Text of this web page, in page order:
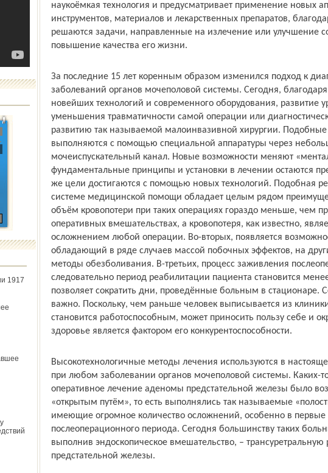
1917
наукоёмкая технология и предусматривает применение новых
инструментов, материалов и лекарственных препаратов,
решаются задачи, направленные на излечение или улучшение
повышение качества его жизни.
За последние 15 лет коренным образом изменился подход к
заболеваний органов мочеполовой системы. Сегодня,
новейших технологий и современного оборудования, развитие
уменьшения травматичности самой операции или
развитию так называемой малоинвазивной хирургии. Подобные
выполняются с помощью специальной аппаратуры через
мочеиспускательный канал. Новые возможности меняют
фундаментальные принципы и установки в лечении остаются
же цели достигаются с помощью новых технологий. Подобная
системе медицинской помощи обладает целым рядом
объём кровопотери при таких операциях гораздо меньше, чем
оперативных вмешательствах, а кровопотеря, как известно,
осложнением любой операции. Во-вторых, появляется
обладающий в ряде случаев массой побочных эффектов, на
методы обезболивания. В-третьих, процесс заживления
следовательно период реабилитации пациента становится
позволяет сократить дни, проведённые больным в стационаре.
важно. Поскольку, чем раньше человек выписывается из
становится работо­способным, может приносить пользу себе и
здоровье является фактором его конкурентоспособности.
Высокотехнологичные методы лечения используются в
при любом заболевании органов мочеполовой системы. Каких-
оперативное лечение аденомы предстательной железы было
«открытым путём», то есть выполнялись так называемые
имеющие огромное количество осложнений, особенно в первые
послеоперационного периода. Сегодня большинству таких
выполнив эндо­скопическое вмешательство, – трансуретральную
предстательной железы.